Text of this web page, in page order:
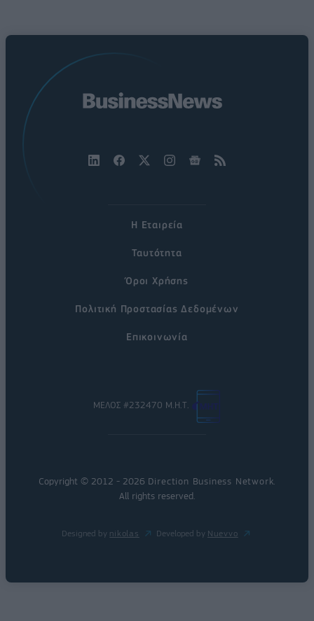
Η Εταιρεία
Ταυτότητα
Όροι Χρήσης
Πολιτική Προστασίας Δεδομένων
Επικοινωνία
ΜΕΛΟΣ #232470 Μ.Η.Τ.
Copyright © 2012 - 2026 Direction Business Network
All rights reserved.
Designed by nikolas Developed by Nuevvo